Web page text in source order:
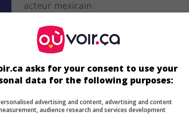
acteur mexicain
Game
asks for your consent to use your
data for the following purposes:
advertising and content, advertising and content
audience research and services development